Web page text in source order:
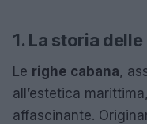
1. La storia
Le righe cabana,
all’estetica
affascinante.